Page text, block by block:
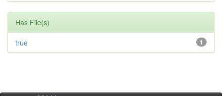
Has File(s)
1
true